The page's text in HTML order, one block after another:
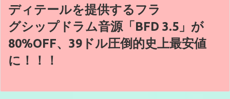
ディテールを提供するフラ
グシップドラム音源「BFD 3.5」が
80%OFF、39ドル圧倒的史上最安値
に！！！